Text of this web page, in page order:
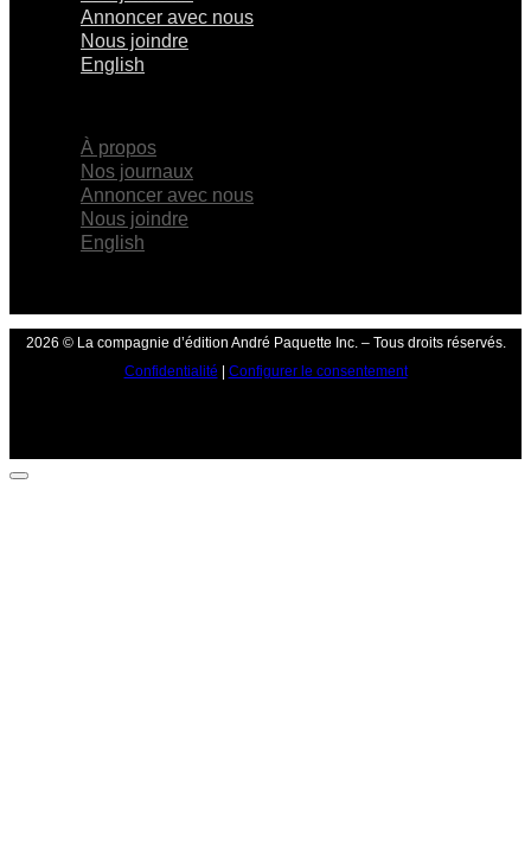
Annoncer avec nous
Nous joindre
English
À propos
Nos journaux
Annoncer avec nous
Nous joindre
English
2026 © La compagnie d’édition André Paquette Inc. – Tous droits réservés.
Confidentialité
Configurer le consentement